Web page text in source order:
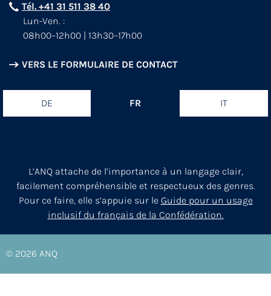
Tél. +41 31 511 38 40
Lun-Ven. :
08h00–12h00 | 13h30–17h00
VERS LE FORMULAIRE DE CONTACT
DE FR IT
L’ANQ attache de l’importance à un langage clair,
facilement compréhensible et respectueux des genres.
Pour ce faire, elle s’appuie sur le Guide pour un usage
inclusif du français de la Confédération.
© 2026 ANQ